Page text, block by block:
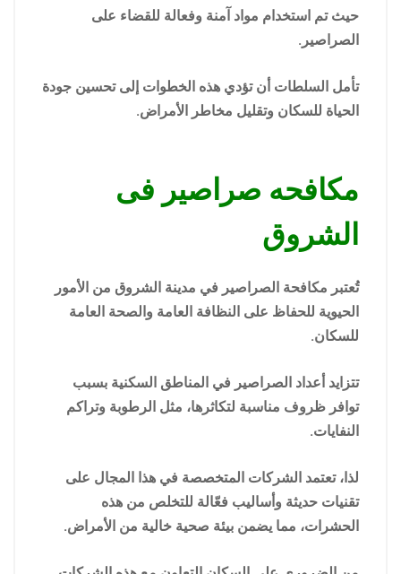
حيث تم استخدام مواد آمنة وفعالة للقضاء على
الصراصير.
تأمل السلطات أن تؤدي هذه الخطوات إلى تحسين جودة
الحياة للسكان وتقليل مخاطر الأمراض.
مكافحه صراصير فى
الشروق
تُعتبر مكافحة الصراصير في مدينة الشروق من الأمور
الحيوية للحفاظ على النظافة العامة والصحة العامة
للسكان.
تتزايد أعداد الصراصير في المناطق السكنية بسبب
توافر ظروف مناسبة لتكاثرها، مثل الرطوبة وتراكم
النفايات.
لذا، تعتمد الشركات المتخصصة في هذا المجال على
تقنيات حديثة وأساليب فعّالة للتخلص من هذه
الحشرات، مما يضمن بيئة صحية خالية من الأمراض.